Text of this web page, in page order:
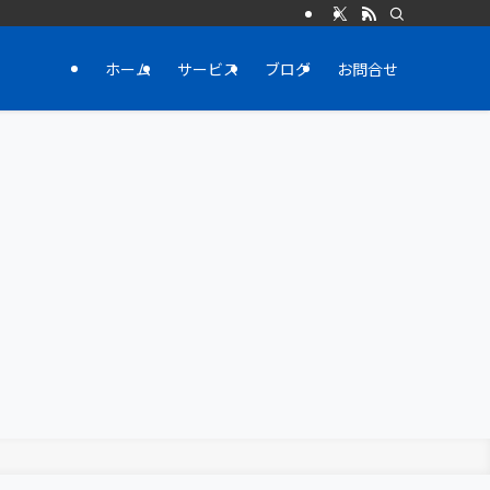
ホーム サービス ブログ お問合せ